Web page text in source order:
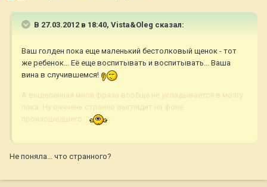
В 27.03.2012 в 18:40, Vista&Oleg сказал:
Ваш голден пока еще маленький бестолковый щенок - тот
же ребенок... Её еще воспитывать и воспитывать... Ваша
вина в случившемся!
А выделенная мной фраза вообще не укладывается в мозгу
пока. Ну очччень странно выглядит на фоне
произошедшего...
Не поняла... что странного?